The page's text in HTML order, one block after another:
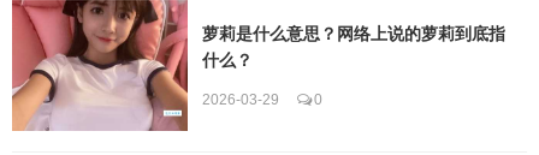
萝莉是什么意思？网络上说的萝莉到底指
什么？
2026-03-29 0